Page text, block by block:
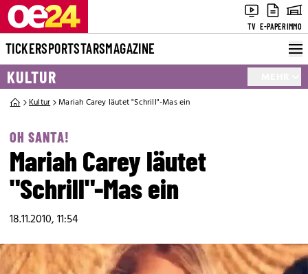
TV E-PAPERIMMO
TICKERSPORTSTARSMAGAZINE
KULTUR
Kultur Mariah Carey läutet "Schrill"-Mas ein
OH SANTA!
Mariah Carey läutet
"Schrill"-Mas ein
18.11.2010, 11:54